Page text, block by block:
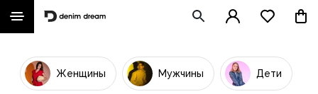
Женщины Мужчины Дети